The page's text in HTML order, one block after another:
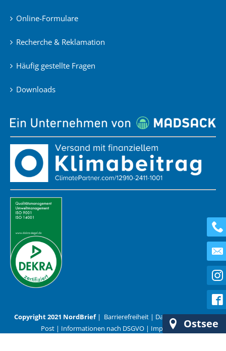
Online-Formulare
Recherche & Reklamation
Häufig gestellte Fragen
Downloads
Copyright 2021 NordBrief| Barrierefreiheit| Datenschutz|AGB
Post | Informationen nach DSGVO | ImpressumOstsee